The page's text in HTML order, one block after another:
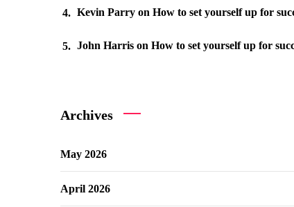
Kevin Parryon How to set yourself up for
John Harrison How to set yourself up for
Archives
May 2026
April 2026